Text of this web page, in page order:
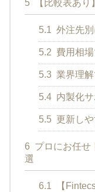
5 【比較表あ
5.1 外注先
5.2 費用相
5.3 業界理
5.4 内製化
5.5 更新し
6 プロにお任せ
選
6.1
【